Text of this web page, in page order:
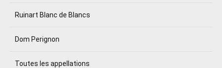
Ruinart Blanc de Blancs
Dom Perignon
Toutes les appellations